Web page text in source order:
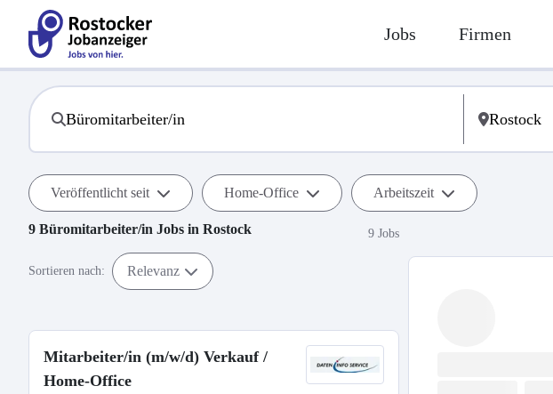
Jobs Firmen
Veröffentlicht seit Home-Office Arbeitszeit
9 Büromitarbeiter/in Jobs in Rostock 9 Jobs
Sortieren nach: Relevanz
Mitarbeiter/in (m/w/d) Verkauf /
Home-Office